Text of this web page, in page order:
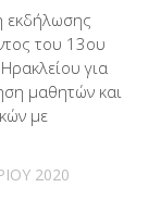
εκδήλωσης
του 13ου
για
μαθητών και
με
2020